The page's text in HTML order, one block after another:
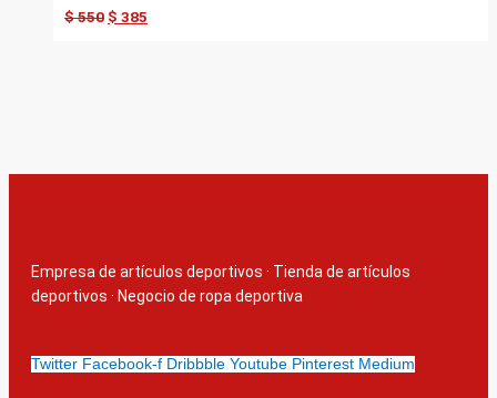
$550 $ 385
Empresa de artículos deportivos · Tienda de artículos
deportivos · Negocio de ropa deportiva
Twitter Facebook-f Dribbble Youtube Pinterest Medium